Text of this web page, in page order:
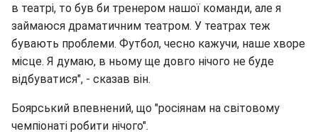
в театрі, то був би тренером нашої команди, але я
займаюся драматичним театром. У театрах теж
бувають проблеми. Футбол, чесно кажучи, наше хворе
місце. Я думаю, в ньому ще довго нічого не буде
відбуватися", - сказав він.
Боярський впевнений, що "росіянам на світовому
чемпіонаті робити нічого".